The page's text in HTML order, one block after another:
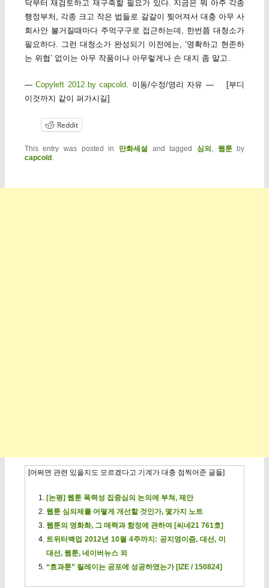
닥부터 재검토하고 재구축할 필요가 있다. 지금은 뭐 아주 각종
행정부처, 각종 크고 작은 법들로 갈갈이 찢어져서 대충 아무 사
회사안 불거질때마다 주먹구구로 접근하는데, 한번쯤 대청소가
필요하다. 그런 대청소가 완성되기 이전에는, ‘명확하고 현존하
는 위협’ 없이는 아무 작품이나 아무렇게나 손 대지 좀 말고.
—Copyleft 2012 by capcold. 이동/수정/영리 자유 — [부디
이것까지 같이 퍼가시길]
Reddit
This entry was posted in 만화세설 and tagged심의 웹툰by
capcold.
[어쩌면 관련 있을지도 모르겠다고 기계가 대충 점찍어준 글들]
[논평] 웹툰 폭력성 집중심의 논의에 부쳐, 제안
웹툰 심의제를 어떻게 개선할 것인가, 몇가지 노트
웹툰의 영화화, 그 매력과 함정에 관하여 [씨네21 761호]
트위터백업 2012년 10월 4주까지: 공지영이즘, 대선, 미
대선, 웹툰, 네이버뉴스 외
“효과툰” 릴레이는 공포에 성공하였는가 [IZE / 150824]